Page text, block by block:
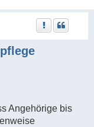
Angehörige bis